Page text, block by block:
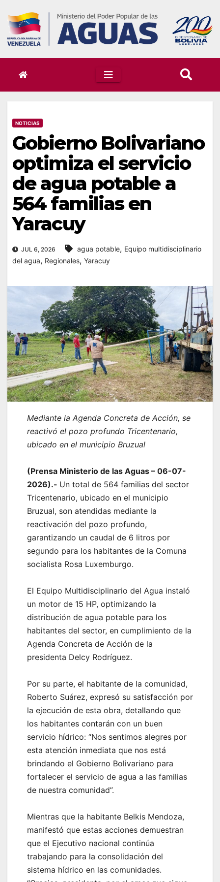
content
NOTICIAS
Gobierno Bolivariano
optimiza el servicio
de agua potable a
564 familias en
Yaracuy
JUL 6, 2026 agua potable, Equipo multidisciplinario
del agua, Regionales, Yaracuy
Mediante la Agenda Concreta de Acción, se
reactivó el pozo profundo Tricentenario,
ubicado en el municipio Bruzual
‎(Prensa Ministerio de las Aguas – 06-07-
2026).- Un total de 564 familias del sector
Tricentenario, ubicado en el municipio
Bruzual, son atendidas mediante la
reactivación del pozo profundo,
garantizando un caudal de 6 litros por
segundo para los habitantes de la Comuna
socialista Rosa Luxemburgo.
El Equipo Multidisciplinario del Agua instaló
un motor de 15 HP, optimizando la
distribución de agua potable para los
habitantes del sector, en cumplimiento de la
Agenda Concreta de Acción de la
presidenta Delcy Rodríguez.
‎Por su parte, el habitante de la comunidad,
Roberto Suárez, expresó su satisfacción por
la ejecución de esta obra, detallando que
los habitantes contarán con un buen
servicio hídrico: “Nos sentimos alegres por
esta atención inmediata que nos está
brindando el Gobierno Bolivariano para
fortalecer el servicio de agua a las familias
de nuestra comunidad”.
Mientras que la habitante Belkis Mendoza,
manifestó que estas acciones demuestran
que el Ejecutivo nacional continúa
trabajando para la consolidación del
sistema hídrico en las comunidades.